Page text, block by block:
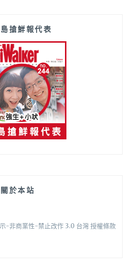
搶鮮報代表
關於本站
-非商業性-禁止改作 3.0 台灣 授權條款